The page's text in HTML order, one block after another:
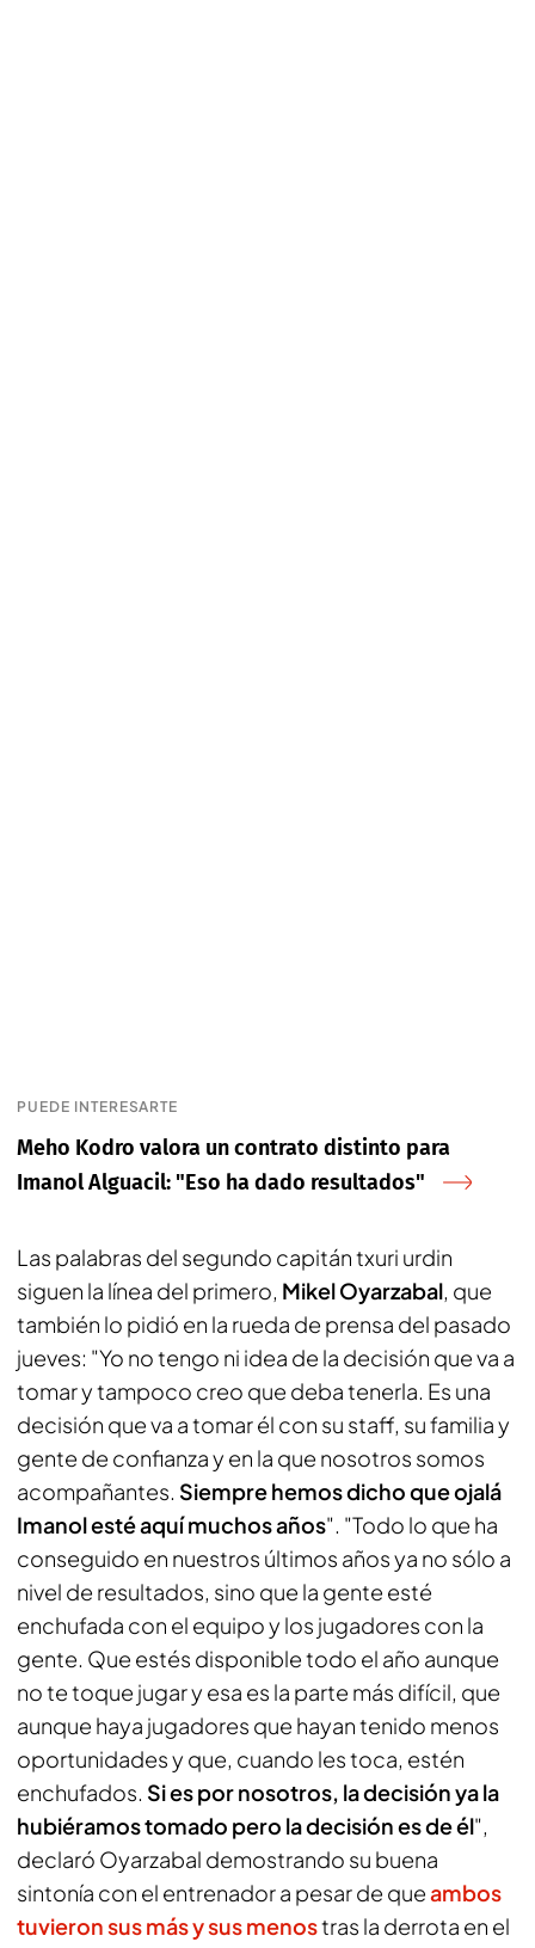
PUEDE INTERESARTE
Meho Kodro valora un contrato distinto para
Imanol Alguacil: "Eso ha dado resultados"
Las palabras del segundo capitán txuri urdin
siguen la línea del primero, Mikel Oyarzabal, que
también lo pidió en la rueda de prensa del pasado
jueves: "Yo no tengo ni idea de la decisión que va a
tomar y tampoco creo que deba tenerla. Es una
decisión que va a tomar él con su staff, su familia y
gente de confianza y en la que nosotros somos
acompañantes. Siempre hemos dicho que ojalá
Imanol esté aquí muchos años". "Todo lo que ha
conseguido en nuestros últimos años ya no sólo a
nivel de resultados, sino que la gente esté
enchufada con el equipo y los jugadores con la
gente. Que estés disponible todo el año aunque
no te toque jugar y esa es la parte más difícil, que
aunque haya jugadores que hayan tenido menos
oportunidades y que, cuando les toca, estén
enchufados. Si es por nosotros, la decisión ya la
hubiéramos tomado pero la decisión es de él",
declaró Oyarzabal demostrando su buena
sintonía con el entrenador a pesar de queambos
tuvieron sus más y sus menostras la derrota en el